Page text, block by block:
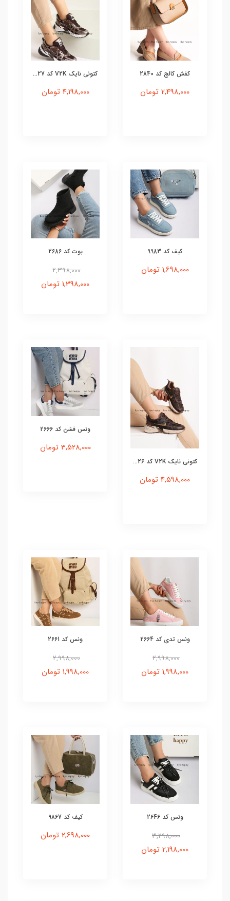
کفش کالج کد 2840
2,498,000 تومان
کتونی نایک V2K کد 27...
4,198,000 تومان
کیف کد 9983
1,698,000 تومان
بوت کد 2686
2,398,000
1,398,000 تومان
کتونی نایک V2K کد 26...
4,598,000 تومان
ونس فشن کد 2666
3,528,000 تومان
ونس تدی کد 2664
2,998,000
1,998,000 تومان
ونس کد 2661
2,998,000
1,998,000 تومان
ونس کد 2646
3,298,000
2,198,000 تومان
کیف کد 9867
2,698,000 تومان